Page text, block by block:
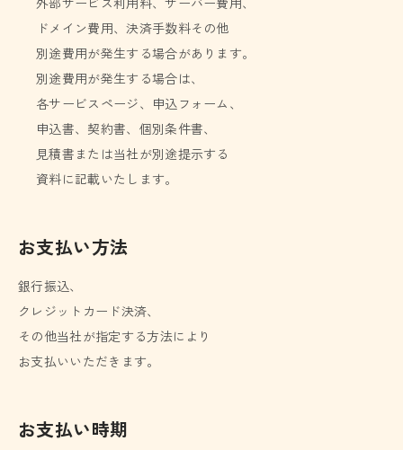
ドメイン費用、決済手数料その他
別途費用が発生する場合があります。
別途費用が発生する場合は、
各サービスページ、申込フォーム、
申込書、契約書、個別条件書、
見積書または当社が別途提示する
資料に記載いたします。
お支払い方法
銀行振込、
クレジットカード決済、
その他当社が指定する方法により
お支払いいただきます。
お支払い時期